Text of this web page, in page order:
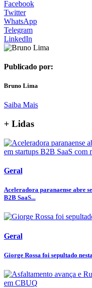
Facebook
Twitter
WhatsApp
Telegram
LinkedIn
Publicado por:
Bruno Lima
Saiba Mais
+ Lidas
Geral
Aceleradora paranaense abre
B2B SaaS...
Geral
Giorge Rossa foi sepultado